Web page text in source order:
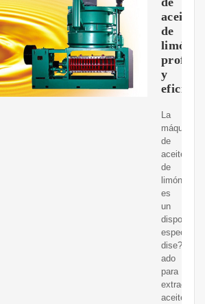
aceite
de
limón
y
La
máquina
de
aceite
de
limón
es
un
dispositivo
dise?
ado
para
extraer
aceite